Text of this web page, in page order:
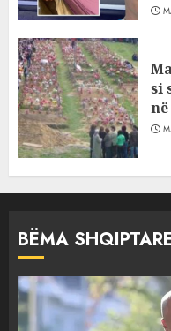
si
BËMA